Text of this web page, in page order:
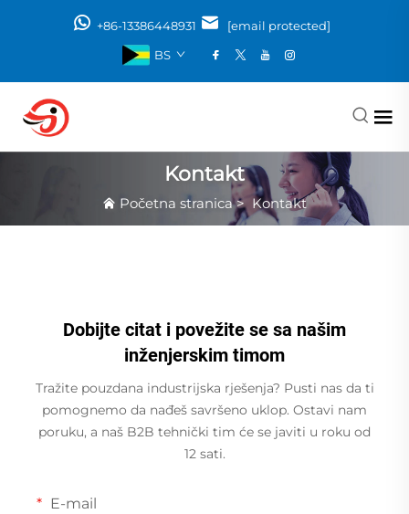
+86-13386448931
[email protected]
BS
Kontakt
Početna stranica> Kontakt
Dobijte citat i povežite se sa našim
inženjerskim timom
Tražite pouzdana industrijska rješenja? Pusti nas da ti
pomognemo da nađeš savršeno uklop. Ostavi nam
poruku, a naš B2B tehnički tim će se javiti u roku od
12 sati.
E-mail